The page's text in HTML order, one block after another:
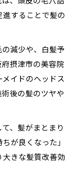
することで髪の
減少や、白髪予
摂津市の美容院
イドのヘッドス
後の髪のツヤや
、髪がまとまり
が良くなった」
大きな髪質改善効